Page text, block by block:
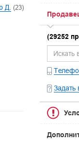
Д. (23)
(29252
Задать